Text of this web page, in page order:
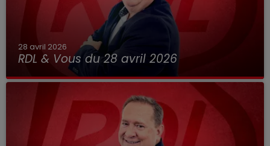
28 avril 2026
RDL & Vous du 28 avril 2026